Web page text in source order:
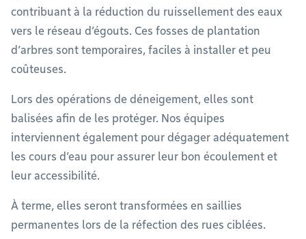
contribuant à la réduction du ruissellement des eaux
vers le réseau d’égouts. Ces fosses de plantation
d’arbres sont temporaires, faciles à installer et peu
coûteuses.
Lors des opérations de déneigement, elles sont
balisées afin de les protéger. Nos équipes
interviennent également pour dégager adéquatement
les cours d’eau pour assurer leur bon écoulement et
leur accessibilité.
À terme, elles seront transformées en saillies
permanentes lors de la réfection des rues ciblées.